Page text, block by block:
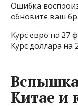
Ошибка
обновите ваш
Курс евро на 27
Курс доллара на
Вспышка
Китае и